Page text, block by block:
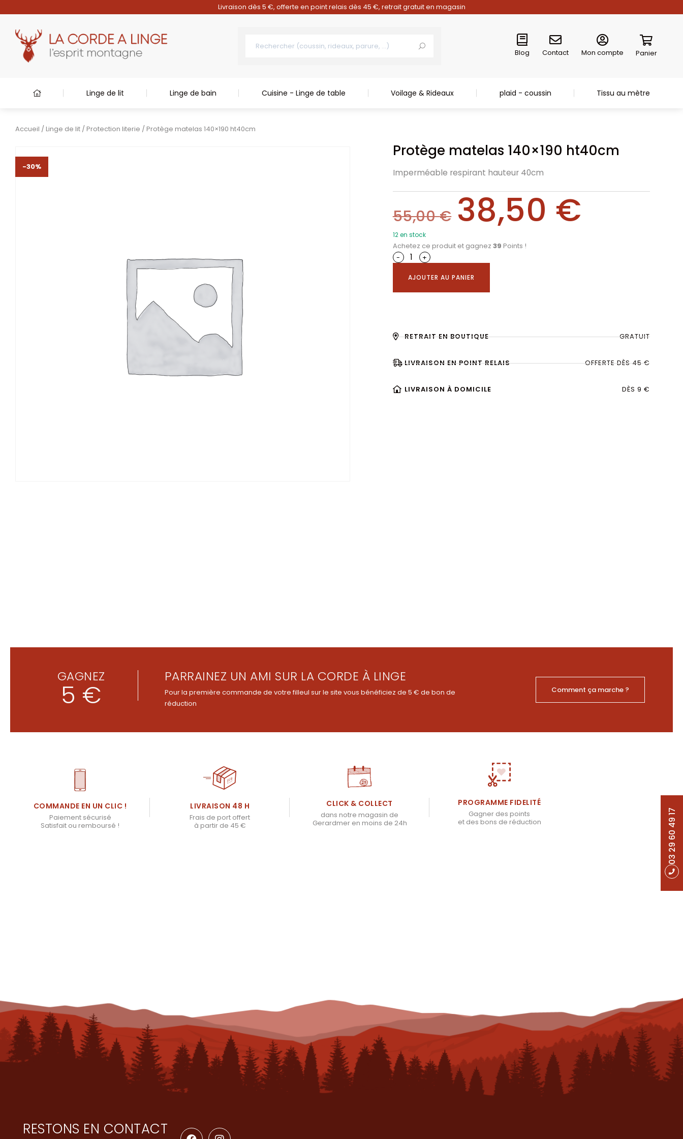
Livraison dès 5 €, offerte en point relais dès 45 €, retrait gratuit en magasin
Blog Contact Mon compte Panier
Linge de lit Linge de bain Cuisine - Linge de table Voilage & Rideaux plaid - coussin Tissu au mètre
03 29 60 49 17
Accueil / Linge de lit / Protection literie / Protège matelas 140×190 ht40cm
-30%
Protège matelas 140×190 ht40cm
Imperméable respirant hauteur 40cm
55,00€ 38,50 €
12 en stock
Achetez ce produit et gagnez 39 Points !
-
+
AJOUTER AU PANIER
RETRAIT EN BOUTIQUE GRATUIT
LIVRAISON EN POINT RELAIS OFFERTE DÈS 45 €
LIVRAISON À DOMICILE DÈS 9 €
GAGNEZ
5 €
PARRAINEZ UN AMI SUR LA CORDE À LINGE
Pour la première commande de votre filleul sur le site vous bénéficiez de 5 € de bon de
réduction
Comment ça marche ?
COMMANDE EN UN CLIC !
Paiement sécurisé
Satisfait ou remboursé !
LIVRAISON 48 H
Frais de port offert
à partir de 45 €
CLICK & COLLECT
dans notre magasin de
Gerardmer en moins de 24h
PROGRAMME FIDELITÉ
Gagner des points
et des bons de réduction
RESTONS EN CONTACT